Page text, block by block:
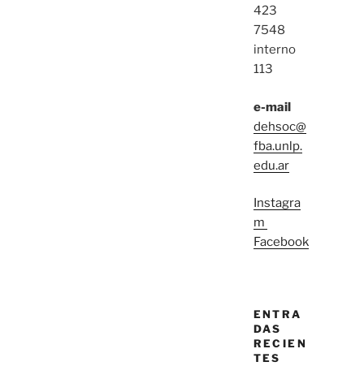
423
7548
interno
113
e-mail
dehsoc@
fba.unlp.
edu.ar
Instagra
m
Facebook
ENTRA
DAS
RECIEN
TES